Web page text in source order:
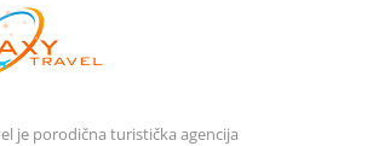
je porodična turistička agencija